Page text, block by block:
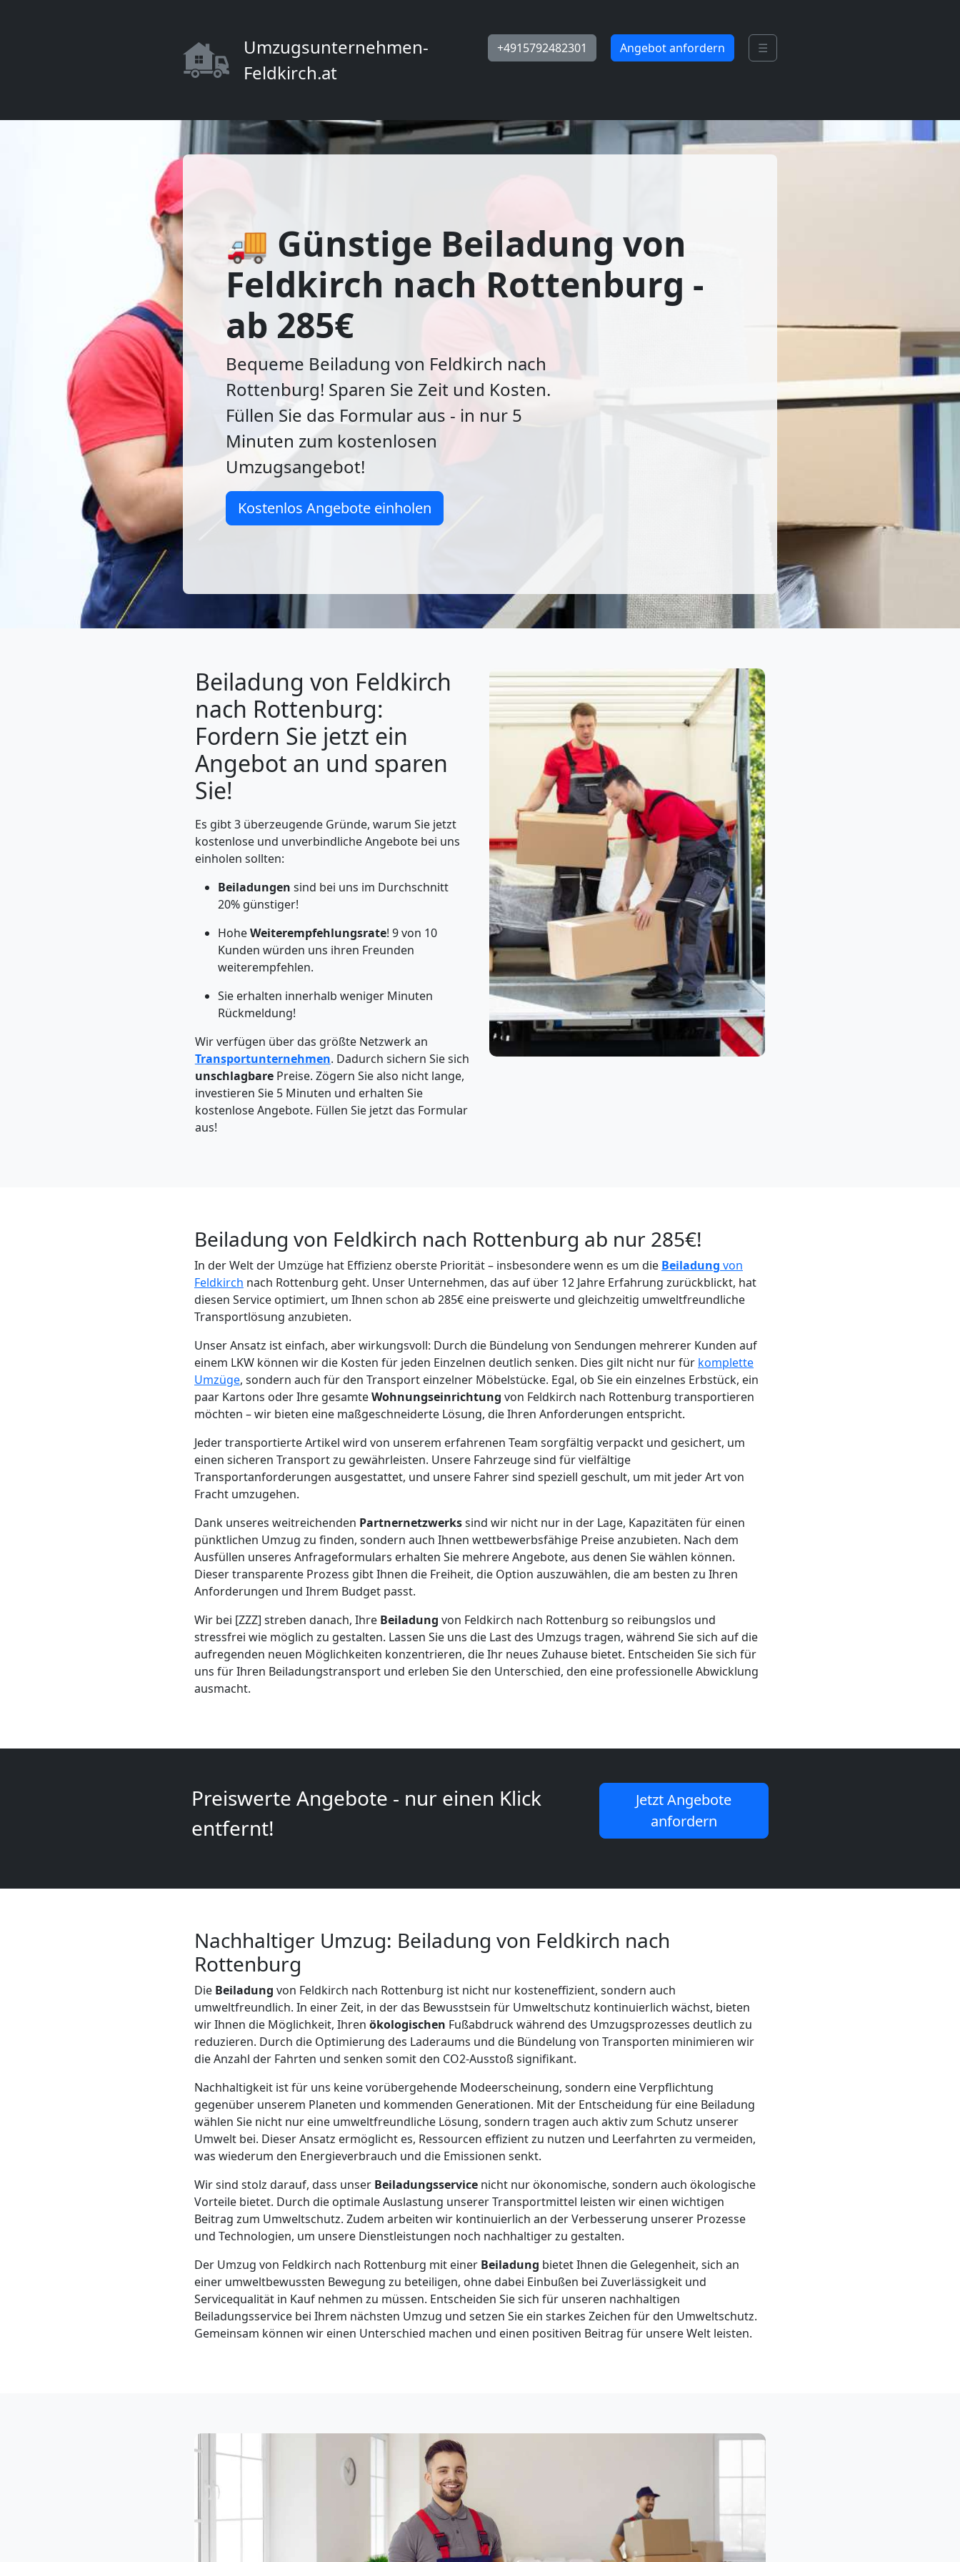
Umzugsunternehmen-
Feldkirch.at
+4915792482301 Angebot anfordern ☰
🚚 Günstige Beiladung von
Feldkirch nach Rottenburg -
ab 285€
Bequeme Beiladung von Feldkirch nach
Rottenburg! Sparen Sie Zeit und Kosten.
Füllen Sie das Formular aus - in nur 5
Minuten zum kostenlosen
Umzugsangebot!
Kostenlos Angebote einholen
Beiladung von Feldkirch
nach Rottenburg:
Fordern Sie jetzt ein
Angebot an und sparen
Sie!
Es gibt 3 überzeugende Gründe, warum Sie jetzt
kostenlose und unverbindliche Angebote bei uns
einholen sollten:
Beiladungen sind bei uns im Durchschnitt
20% günstiger!
HoheWeiterempfehlungsrate! 9 von 10
Kunden würden uns ihren Freunden
weiterempfehlen.
Sie erhalten innerhalb weniger Minuten
Rückmeldung!
Wir verfügen über das größte Netzwerk an
Transportunternehmen. Dadurch sichern Sie sich
unschlagbarePreise. Zögern Sie also nicht lange,
investieren Sie 5 Minuten und erhalten Sie
kostenlose Angebote. Füllen Sie jetzt das Formular
aus!
Beiladung von Feldkirch nach Rottenburg ab nur 285€!
In der Welt der Umzüge hat Effizienz oberste Priorität – insbesondere wenn es um die Beiladung von
Feldkirch nach Rottenburg geht. Unser Unternehmen, das auf über 12 Jahre Erfahrung zurückblickt, hat
diesen Service optimiert, um Ihnen schon ab 285€ eine preiswerte und gleichzeitig umweltfreundliche
Transportlösung anzubieten.
Unser Ansatz ist einfach, aber wirkungsvoll: Durch die Bündelung von Sendungen mehrerer Kunden auf
einem LKW können wir die Kosten für jeden Einzelnen deutlich senken. Dies gilt nicht nur für komplette
Umzüge, sondern auch für den Transport einzelner Möbelstücke. Egal, ob Sie ein einzelnes Erbstück, ein
paar Kartons oder Ihre gesamteWohnungseinrichtung von Feldkirch nach Rottenburg transportieren
möchten – wir bieten eine maßgeschneiderte Lösung, die Ihren Anforderungen entspricht.
Jeder transportierte Artikel wird von unserem erfahrenen Team sorgfältig verpackt und gesichert, um
einen sicheren Transport zu gewährleisten. Unsere Fahrzeuge sind für vielfältige
Transportanforderungen ausgestattet, und unsere Fahrer sind speziell geschult, um mit jeder Art von
Fracht umzugehen.
Dank unseres weitreichenden Partnernetzwerkssind wir nicht nur in der Lage, Kapazitäten für einen
pünktlichen Umzug zu finden, sondern auch Ihnen wettbewerbsfähige Preise anzubieten. Nach dem
Ausfüllen unseres Anfrageformulars erhalten Sie mehrere Angebote, aus denen Sie wählen können.
Dieser transparente Prozess gibt Ihnen die Freiheit, die Option auszuwählen, die am besten zu Ihren
Anforderungen und Ihrem Budget passt.
Wir bei [ZZZ] streben danach, Ihre Beiladung von Feldkirch nach Rottenburg so reibungslos und
stressfrei wie möglich zu gestalten. Lassen Sie uns die Last des Umzugs tragen, während Sie sich auf die
aufregenden neuen Möglichkeiten konzentrieren, die Ihr neues Zuhause bietet. Entscheiden Sie sich für
uns für Ihren Beiladungstransport und erleben Sie den Unterschied, den eine professionelle Abwicklung
ausmacht.
Preiswerte Angebote - nur einen Klick
entfernt!
Jetzt Angebote
anfordern
Nachhaltiger Umzug: Beiladung von Feldkirch nach
Rottenburg
Die Beiladung von Feldkirch nach Rottenburg ist nicht nur kosteneffizient, sondern auch
umweltfreundlich. In einer Zeit, in der das Bewusstsein für Umweltschutz kontinuierlich wächst, bieten
wir Ihnen die Möglichkeit, Ihren ökologischen Fußabdruck während des Umzugsprozesses deutlich zu
reduzieren. Durch die Optimierung des Laderaums und die Bündelung von Transporten minimieren wir
die Anzahl der Fahrten und senken somit den CO2-Ausstoß signifikant.
Nachhaltigkeit ist für uns keine vorübergehende Modeerscheinung, sondern eine Verpflichtung
gegenüber unserem Planeten und kommenden Generationen. Mit der Entscheidung für eine Beiladung
wählen Sie nicht nur eine umweltfreundliche Lösung, sondern tragen auch aktiv zum Schutz unserer
Umwelt bei. Dieser Ansatz ermöglicht es, Ressourcen effizient zu nutzen und Leerfahrten zu vermeiden,
was wiederum den Energieverbrauch und die Emissionen senkt.
Wir sind stolz darauf, dass unser Beiladungsservice nicht nur ökonomische, sondern auch ökologische
Vorteile bietet. Durch die optimale Auslastung unserer Transportmittel leisten wir einen wichtigen
Beitrag zum Umweltschutz. Zudem arbeiten wir kontinuierlich an der Verbesserung unserer Prozesse
und Technologien, um unsere Dienstleistungen noch nachhaltiger zu gestalten.
Der Umzug von Feldkirch nach Rottenburg mit einer Beiladung bietet Ihnen die Gelegenheit, sich an
einer umweltbewussten Bewegung zu beteiligen, ohne dabei Einbußen bei Zuverlässigkeit und
Servicequalität in Kauf nehmen zu müssen. Entscheiden Sie sich für unseren nachhaltigen
Beiladungsservice bei Ihrem nächsten Umzug und setzen Sie ein starkes Zeichen für den Umweltschutz.
Gemeinsam können wir einen Unterschied machen und einen positiven Beitrag für unsere Welt leisten.
Kunsttransport
Klaviertransport